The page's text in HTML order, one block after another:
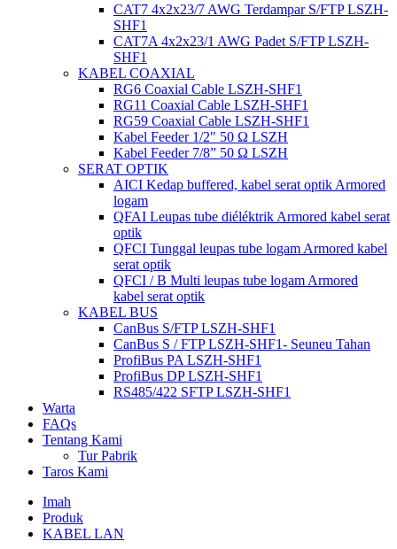
CAT7 4x2x23/7 AWG Terdampar S/FTP LSZH-
SHF1
CAT7A 4x2x23/1 AWG Padet S/FTP LSZH-
SHF1
KABEL COAXIAL
RG6 Coaxial Cable LSZH-SHF1
RG11 Coaxial Cable LSZH-SHF1
RG59 Coaxial Cable LSZH-SHF1
Kabel Feeder 1/2" 50 Ω LSZH
Kabel Feeder 7/8” 50 Ω LSZH
SERAT OPTIK
AICI Kedap buffered, kabel serat optik Armored
logam
QFAI Leupas tube diéléktrik Armored kabel serat
optik
QFCI Tunggal leupas tube logam Armored kabel
serat optik
QFCI / B Multi leupas tube logam Armored
kabel serat optik
KABEL BUS
CanBus S/FTP LSZH-SHF1
CanBus S / FTP LSZH-SHF1- Seuneu Tahan
ProfiBus PA LSZH-SHF1
ProfiBus DP LSZH-SHF1
RS485/422 SFTP LSZH-SHF1
Warta
FAQs
Tentang Kami
Tur Pabrik
Taros Kami
Imah
Produk
KABEL LAN